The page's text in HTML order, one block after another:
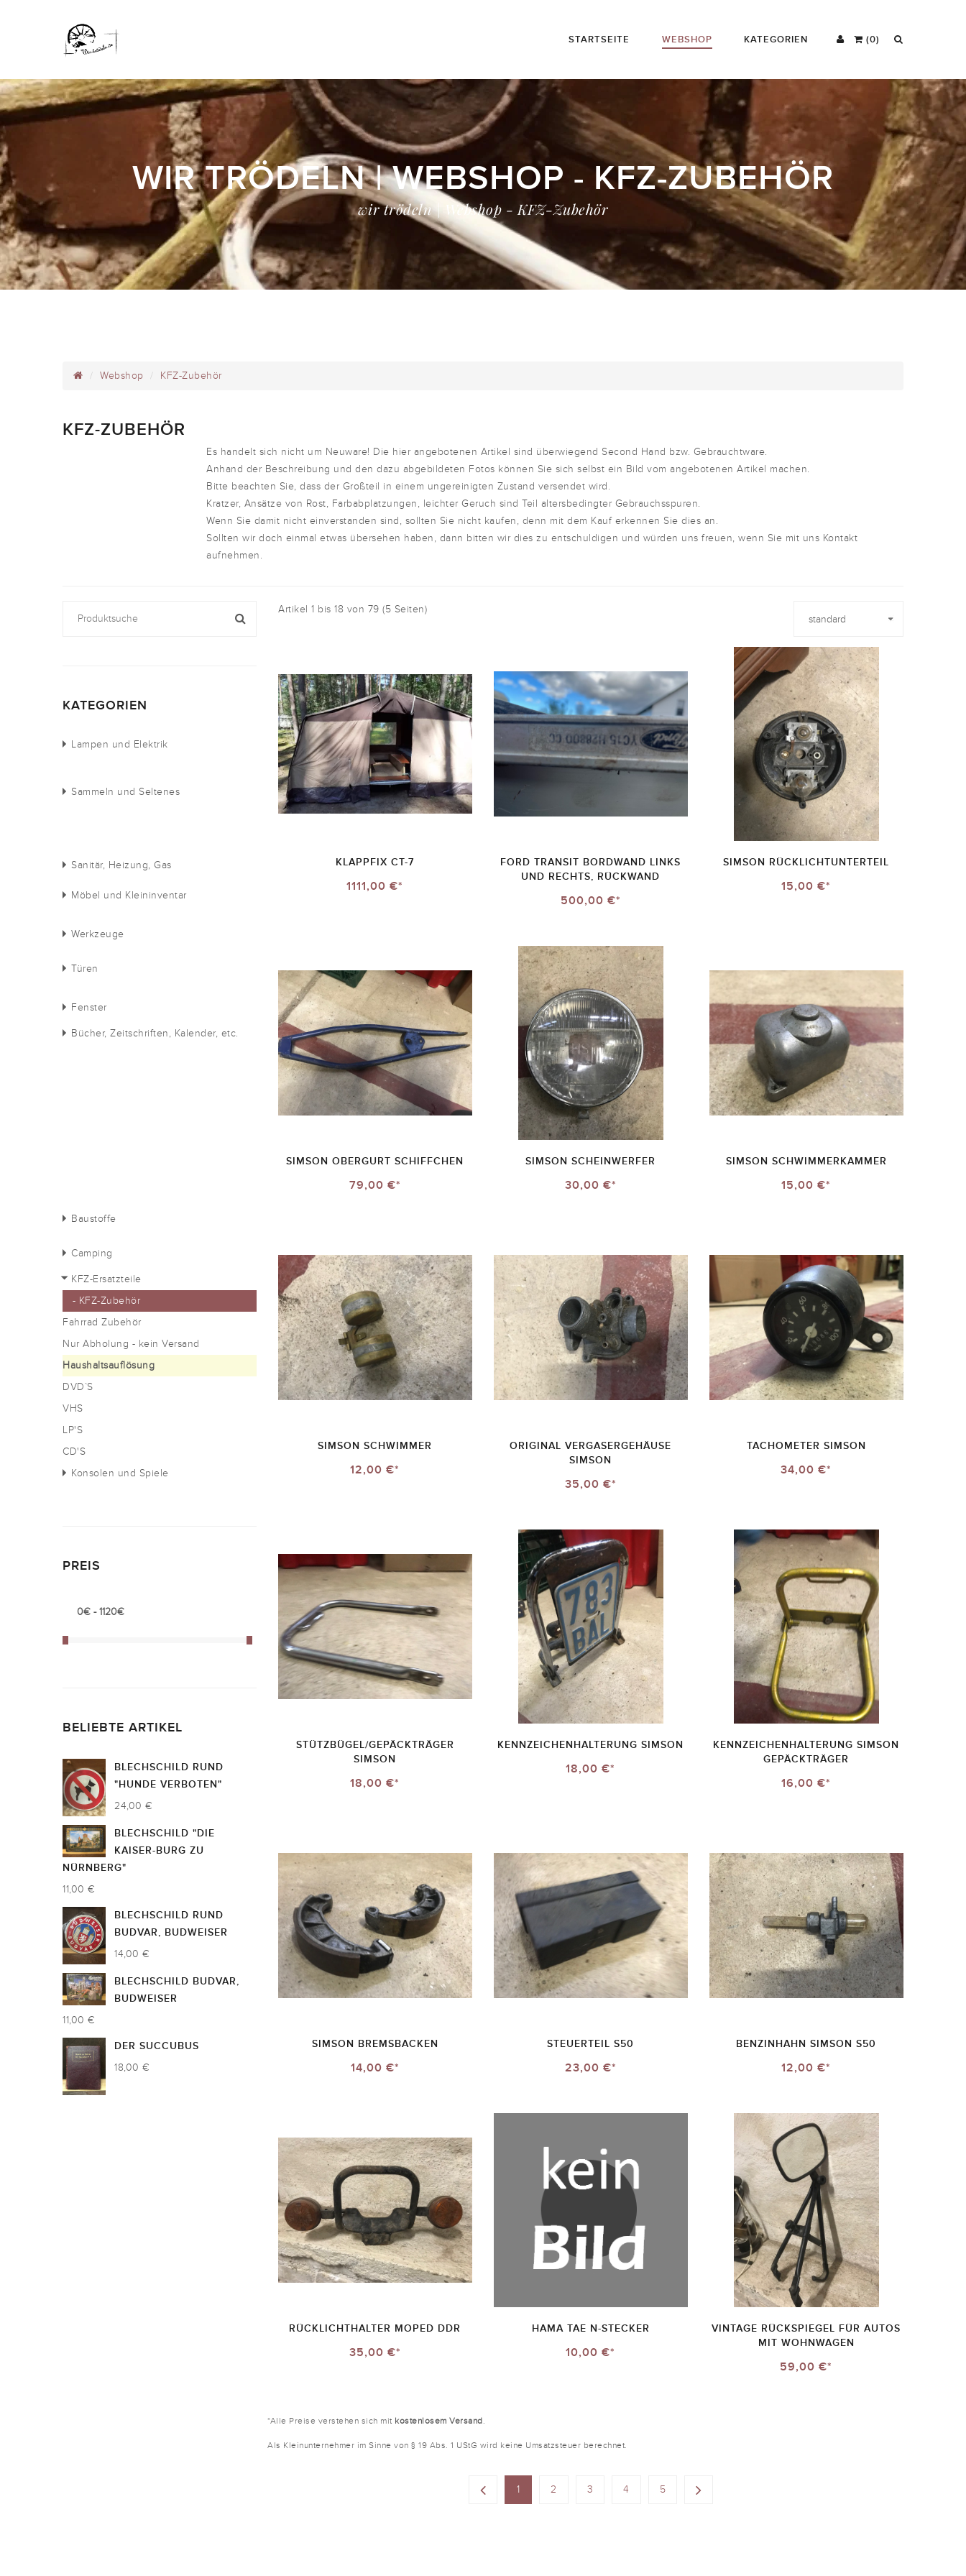
(0)
STARTSEITE WEBSHOP KATEGORIEN
WIR TRÖDELN | WEBSHOP - KFZ-ZUBEHÖR
wir trödeln | Webshop - KFZ-Zubehör
Webshop KFZ-Zubehör
KFZ-ZUBEHÖR
Es handelt sich nicht um Neuware! Die hier angebotenen Artikel sind überwiegend Second Hand bzw. Gebrauchtware.
Anhand der Beschreibung und den dazu abgebildeten Fotos können Sie sich selbst ein Bild vom angebotenen Artikel machen.
Bitte beachten Sie, dass der Großteil in einem ungereinigten Zustand versendet wird.
Kratzer, Ansätze von Rost, Farbabplatzungen, leichter Geruch sind Teil altersbedingter Gebrauchsspuren.
Wenn Sie damit nicht einverstanden sind, sollten Sie nicht kaufen, denn mit dem Kauf erkennen Sie dies an.
Sollten wir doch einmal etwas übersehen haben, dann bitten wir dies zu entschuldigen und würden uns freuen, wenn Sie mit uns Kontakt
aufnehmen.
KATEGORIEN
Lampen und Elektrik
Sammeln und Seltenes
Sanitär, Heizung, Gas
Möbel und Kleininventar
Werkzeuge
Türen
Fenster
Bücher, Zeitschriften, Kalender, etc.
Baustoffe
Camping
KFZ-Ersatzteile
- KFZ-Zubehör
Fahrrad Zubehör
Nur Abholung - kein Versand
Haushaltsauflösung
DVD`S
VHS
LP'S
CD'S
Konsolen und Spiele
PREIS
BELIEBTE ARTIKEL
BLECHSCHILD RUND
"HUNDE VERBOTEN"
24,00 €
BLECHSCHILD "DIE
KAISER-BURG ZU
NÜRNBERG"
11,00 €
BLECHSCHILD RUND
BUDVAR, BUDWEISER
14,00 €
BLECHSCHILD BUDVAR,
BUDWEISER
11,00 €
DER SUCCUBUS
18,00 €
Artikel 1 bis 18 von 79 (5 Seiten)
KLAPPFIX CT-7
1111,00 €*
FORD TRANSIT BORDWAND LINKS
UND RECHTS, RÜCKWAND
500,00 €*
SIMSON RÜCKLICHTUNTERTEIL
15,00 €*
SIMSON OBERGURT SCHIFFCHEN
79,00 €*
SIMSON SCHEINWERFER
30,00 €*
SIMSON SCHWIMMERKAMMER
15,00 €*
SIMSON SCHWIMMER
12,00 €*
ORIGINAL VERGASERGEHÄUSE
SIMSON
35,00 €*
TACHOMETER SIMSON
34,00 €*
STÜTZBÜGEL/GEPÄCKTRÄGER
SIMSON
18,00 €*
KENNZEICHENHALTERUNG SIMSON
18,00 €*
KENNZEICHENHALTERUNG SIMSON
GEPÄCKTRÄGER
16,00 €*
SIMSON BREMSBACKEN
14,00 €*
STEUERTEIL S50
23,00 €*
BENZINHAHN SIMSON S50
12,00 €*
RÜCKLICHTHALTER MOPED DDR
35,00 €*
HAMA TAE N-STECKER
10,00 €*
VINTAGE RÜCKSPIEGEL FÜR AUTOS
MIT WOHNWAGEN
59,00 €*
*Alle Preise verstehen sich mit kostenlosem Versand.
Als Kleinunternehmer im Sinne von § 19 Abs. 1 UStG wird keine Umsatzsteuer berechnet.
1 2 3 4 5